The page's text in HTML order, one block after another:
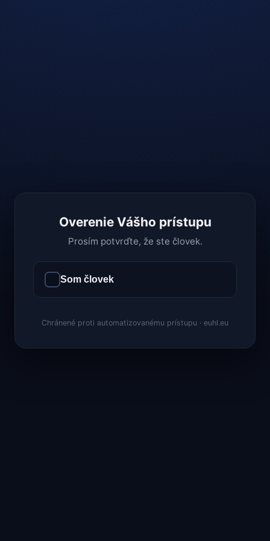
Overenie Vášho prístupu
Prosím potvrďte, že ste človek.
Som človek
Chránené proti automatizovanému prístupu · euhl.eu